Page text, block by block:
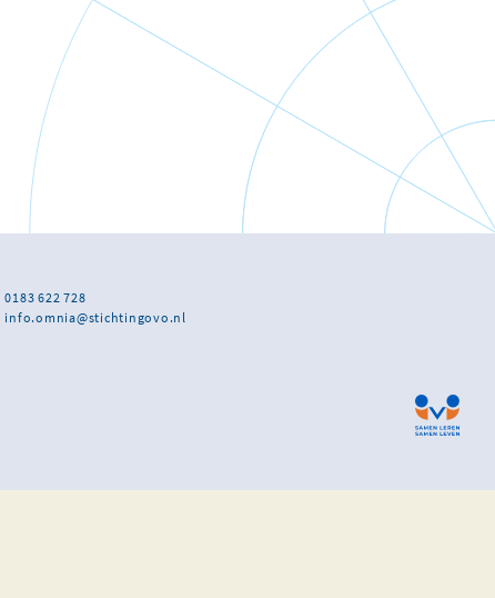
0183 622 728
info.omnia@stichtingovo.nl